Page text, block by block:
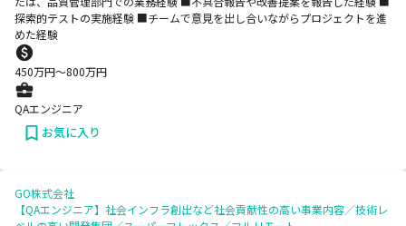
探索的テストの実施経験 ■チームで意見を出し合いながらプロジェクトを進
めた経験
450万円〜800万円
QAエンジニア
お気に入り
GO株式会社
【QAエンジニア】社会インフラ創出など社会貢献性の高い事業内容／技術レ